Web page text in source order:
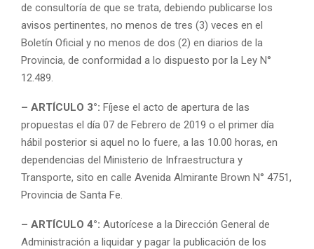
de consultoría de que se trata, debiendo publicarse los
avisos pertinentes, no menos de tres (3) veces en el
Boletín Oficial y no menos de dos (2) en diarios de la
Provincia, de conformidad a lo dispuesto por la Ley N°
12.489.
– ARTÍCULO 3°: Fíjese el acto de apertura de las
propuestas el día 07 de Febrero de 2019 o el primer día
hábil posterior si aquel no lo fuere, a las 10.00 horas, en
dependencias del Ministerio de Infraestructura y
Transporte, sito en calle Avenida Almirante Brown N° 4751,
Provincia de Santa Fe.
– ARTÍCULO 4°: Autorícese a la Dirección General de
Administración a liquidar y pagar la publicación de los